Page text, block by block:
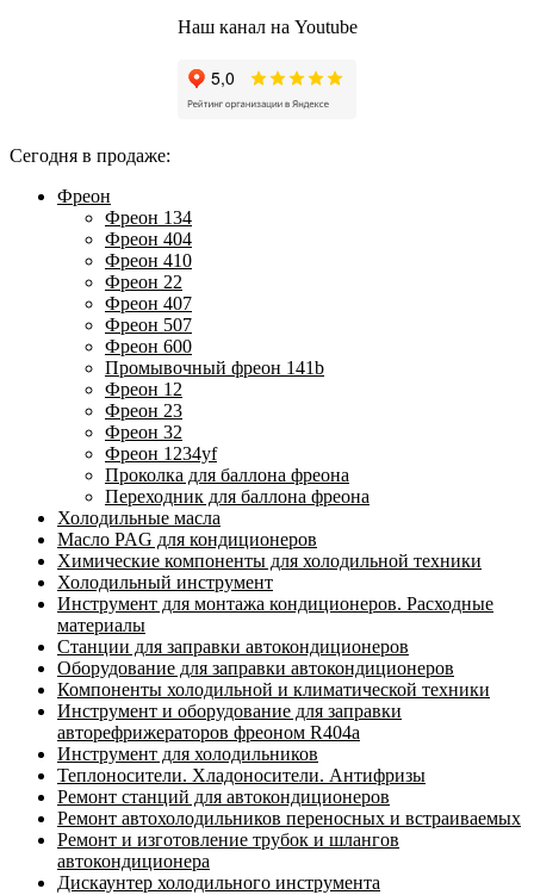
Наш канал на Youtube
Сегодня в продаже:
Фреон
Фреон 134
Фреон 404
Фреон 410
Фреон 22
Фреон 407
Фреон 507
Фреон 600
Промывочный фреон 141b
Фреон 12
Фреон 23
Фреон 32
Фреон 1234yf
Проколка для баллона фреона
Переходник для баллона фреона
Холодильные масла
Масло PAG для кондиционеров
Химические компоненты для холодильной техники
Холодильный инструмент
Инструмент для монтажа кондиционеров. Расходные
материалы
Станции для заправки автокондиционеров
Оборудование для заправки автокондиционеров
Компоненты холодильной и климатической техники
Инструмент и оборудование для заправки
авторефрижераторов фреоном R404a
Инструмент для холодильников
Теплоносители. Хладоносители. Антифризы
Ремонт станций для автокондиционеров
Ремонт автохолодильников переносных и встраиваемых
Ремонт и изготовление трубок и шлангов
автокондиционера
Дискаунтер холодильного инструмента